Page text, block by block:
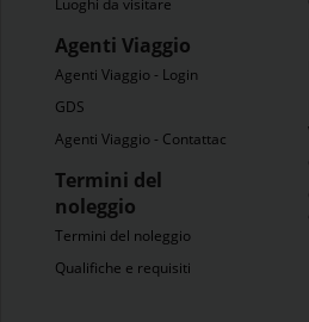
Luoghi da visitare
Agenti Viaggio
Agenti Viaggio - Login
GDS
Agenti Viaggio - Contattaci
Termini del
noleggio
Termini del noleggio
Qualifiche e requisiti